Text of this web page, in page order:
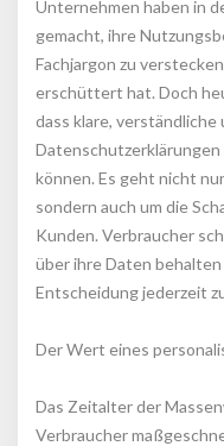
Unternehmen haben in
gemacht, ihre
Fachjargon zu
erschüttert hat. Doch
dass klare, verständliche
können. Es geht nicht
ondern auch um die
Kunden. Verbraucher
über ihre Daten
Entscheidung jederzeit
Der Wert eines
Das Zeitalter der
Verbraucher